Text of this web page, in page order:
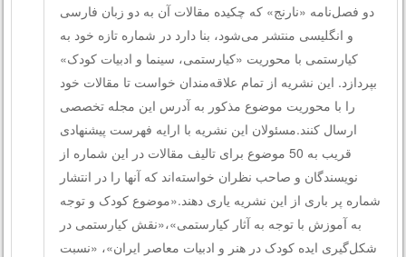
دو فصل‌نامه «نارنج» که چکیده مقالات آن به دو زبان فارسی
و انگلیسی منتشر می‌شود، بنا دارد در شماره تازه خود به
کیارستمی با محوریت «کیارستمی، سینما و ادبیات کودک»
بپردازد. این نشریه از تمام علاقه‌مندان خواست تا مقالات خود
را با محوریت موضوع مذکور به آدرس این مجله تخصصی
ارسال کنند.مسئولان این نشریه با ارایه فهرست پیشنهادی
قریب به 50 موضوع برای تالیف مقالات در این شماره از
نویسندگان و صاحب نظران خواسته‌اند که آنها را در انتشار
شماره پر باری از این نشریه یاری دهند.«موضوع کودک و توجه
به آموزش با توجه به آثار کیارستمی»،«نقش کیارستمی در
شکل‌گیری ایده کودک در هنر و ادبیات معاصر ایران»، «نسبت